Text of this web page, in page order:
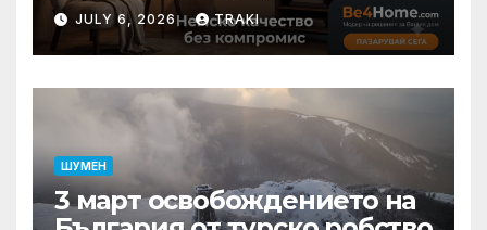
вашия дом
JULY 6, 2026 TRAKI
ШУМЕН
3 март освобождението на